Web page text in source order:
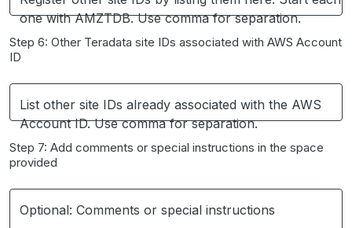
one with AMZTDB. Use comma for separation.
Step 6: Other Teradata site IDs associated with AWS Account
ID
List other site IDs already associated with the AWS
Account ID. Use comma for separation.
Step 7: Add comments or special instructions in the space
provided
Optional: Comments or special instructions